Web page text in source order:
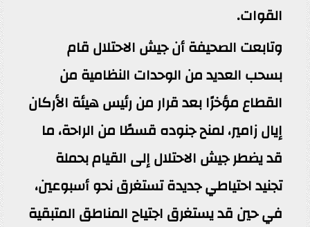
القوات.
وتابعت الصحيفة أن جيش الاحتلال قام
بسحب العديد من الوحدات النظامية من
القطاع مؤخرًا بعد قرار من رئيس هيئة الأركان
إيال زامير، لمنح جنوده قسطًا من الراحة، ما
قد يضطر جيش الاحتلال إلى القيام بحملة
تجنيد احتياطي جديدة تستغرق نحو أسبوعين،
في حين قد يستغرق اجتياح المناطق المتبقية